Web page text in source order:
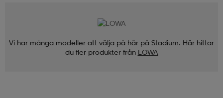
Vi har många modeller att välja på här på Stadium. Här hittar
du fler produkter från LOWA